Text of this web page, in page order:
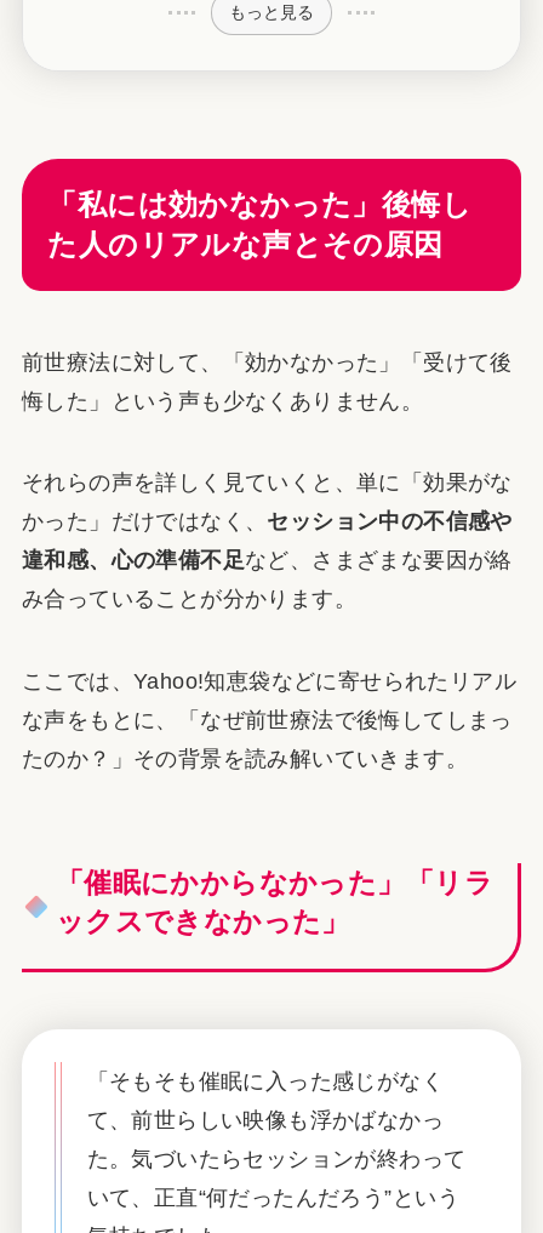
もっと見る
「私には効かなかった」後悔し
た人のリアルな声とその原因
前世療法に対して、「効かなかった」「受けて後
悔した」という声も少なくありません。
それらの声を詳しく見ていくと、単に「効果がな
かった」だけではなく、 セッション中の不信感や
違和感、心の準備不足など、さまざまな要因が絡
み合っていることが分かります。
ここでは、Yahoo!知恵袋などに寄せられたリアル
な声をもとに、「なぜ前世療法で後悔してしまっ
たのか？」その背景を読み解いていきます。
「催眠にかからなかった」「リラ
ックスできなかった」
「そもそも催眠に入った感じがなく
て、前世らしい映像も浮かばなかっ
た。気づいたらセッションが終わって
いて、正直“何だったんだろう”という